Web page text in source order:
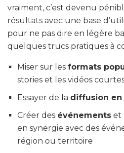
vraiment, c’est devenu
résultats avec une base
pour ne pas dire en légère
quelques trucs pratiques à
Miser sur les formats
stories et les vidéos
Essayer de la diffusion
Créer des événements et
en synergie avec des
région ou territoire